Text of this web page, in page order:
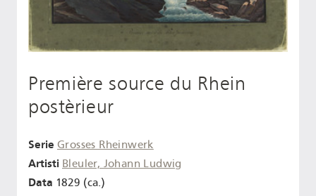
Première source du Rhein
postèrieur
Serie Grosses Rheinwerk
Artisti Bleuler, Johann Ludwig
Data 1829 (ca.)